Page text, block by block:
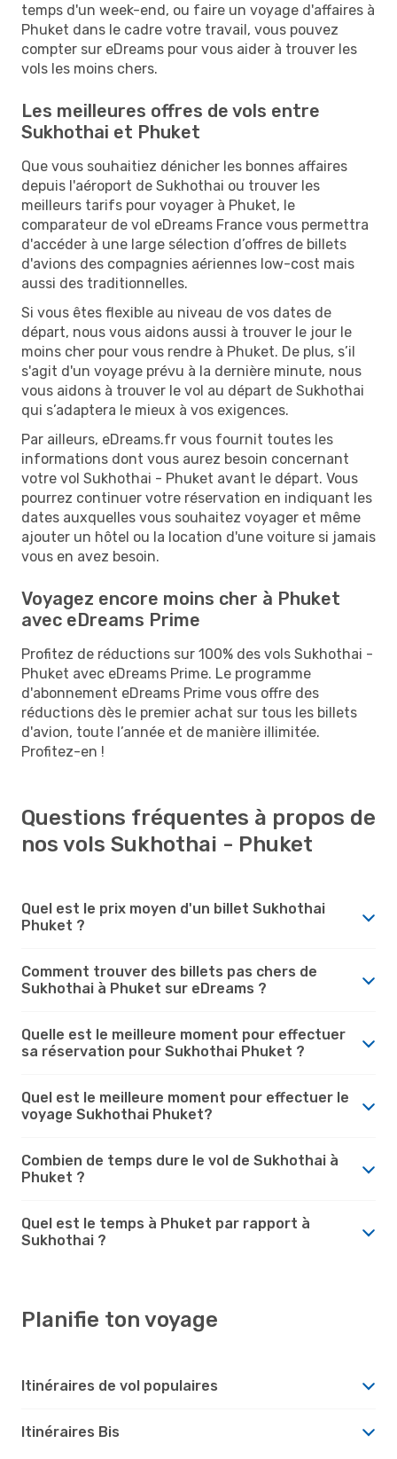
temps d'un week-end, ou faire un voyage d'affaires à
Phuket dans le cadre votre travail, vous pouvez
compter sur eDreams pour vous aider à trouver les
vols les moins chers.
Les meilleures offres de vols entre
Sukhothai et Phuket
Que vous souhaitiez dénicher les bonnes affaires
depuis l'aéroport de Sukhothai ou trouver les
meilleurs tarifs pour voyager à Phuket, le
comparateur de vol eDreams France vous permettra
d'accéder à une large sélection d’offres de billets
d'avions des compagnies aériennes low-cost mais
aussi des traditionnelles.
Si vous êtes flexible au niveau de vos dates de
départ, nous vous aidons aussi à trouver le jour le
moins cher pour vous rendre à Phuket. De plus, s’il
s'agit d'un voyage prévu à la dernière minute, nous
vous aidons à trouver le vol au départ de Sukhothai
qui s’adaptera le mieux à vos exigences.
Par ailleurs, eDreams.fr vous fournit toutes les
informations dont vous aurez besoin concernant
votre vol Sukhothai - Phuket avant le départ. Vous
pourrez continuer votre réservation en indiquant les
dates auxquelles vous souhaitez voyager et même
ajouter un hôtel ou la location d'une voiture si jamais
vous en avez besoin.
Voyagez encore moins cher à Phuket
avec eDreams Prime
Profitez de réductions sur 100% des vols Sukhothai -
Phuket avec eDreams Prime. Le programme
d'abonnement eDreams Prime vous offre des
réductions dès le premier achat sur tous les billets
d'avion, toute l’année et de manière illimitée.
Profitez-en !
Questions fréquentes à propos de
nos vols Sukhothai - Phuket
Quel est le prix moyen d'un billet Sukhothai
Phuket ?
Comment trouver des billets pas chers de
Sukhothai à Phuket sur eDreams ?
Quelle est le meilleure moment pour effectuer
sa réservation pour Sukhothai Phuket ?
Quel est le meilleure moment pour effectuer le
voyage Sukhothai Phuket?
Combien de temps dure le vol de Sukhothai à
Phuket ?
Quel est le temps à Phuket par rapport à
Sukhothai ?
Planifie ton voyage
Itinéraires de vol populaires
Itinéraires Bis